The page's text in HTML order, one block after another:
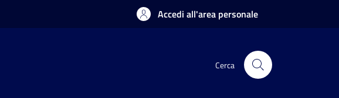
Accedi all'area personale
Cerca